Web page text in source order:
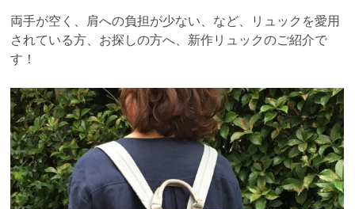
両手が空く、肩への負担が少ない、など、リュックを愛用
されている方、お探しの方へ、新作リュックのご紹介で
す！